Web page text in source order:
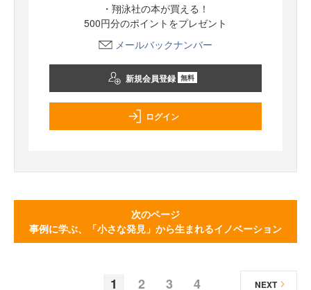
・翔泳社の本が買える！
500円分のポイントをプレゼント
メールバックナンバー
新規会員登録 無料
ログイン
次のページ
事例に学ぶ、「小さな発見」から生まれるイノベーション
1 2 3 4 NEXT